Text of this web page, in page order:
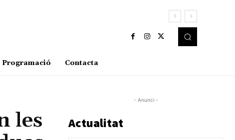
Programació Contacta
les
- Anunci -
Actualitat